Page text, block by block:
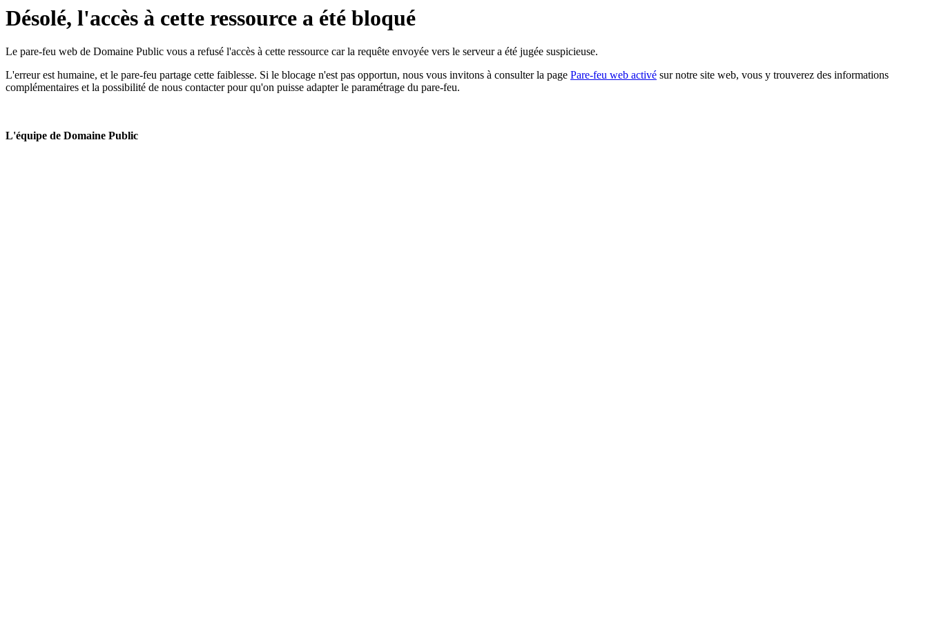
Désolé, l'accès à cette ressource a été bloqué
Le pare-feu web de Domaine Public vous a refusé l'accès à cette ressource car la requête envoyée vers le serveur a été jugée suspicieuse.
L'erreur est humaine, et le pare-feu partage cette faiblesse. Si le blocage n'est pas opportun, nous vous invitons à consulter la page Pare-feu web activé sur notre site web, vous y trouverez des informations
complémentaires et la possibilité de nous contacter pour qu'on puisse adapter le paramétrage du pare-feu.
L'équipe de Domaine Public